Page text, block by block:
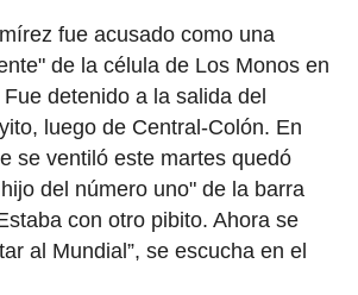
fue acusado como una
de la célula de Los Monos en
detenido a la salida del
luego de Central-Colón. En
se ventiló este martes quedó
del número uno" de la barra
con otro pibito. Ahora se
al Mundial”, se escucha en el